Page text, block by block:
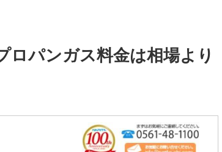
ロパンガス料金は相場より